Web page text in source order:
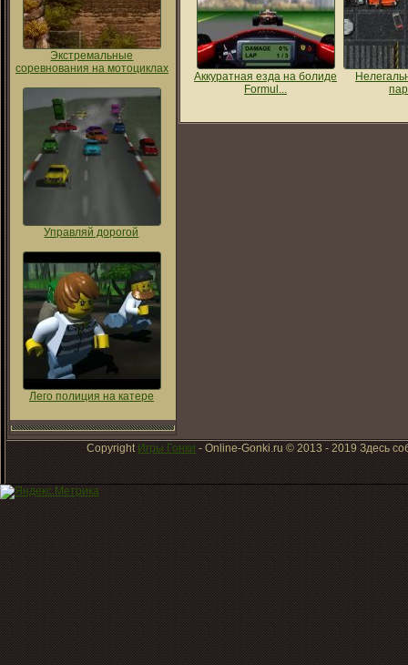
Экстремальные
соревнования на мотоциклах
Управляй дорогой
Лего полиция на катере
Аккуратная езда на болиде
Formul...
CopyrightИгры Гонки- Online-Gonki.ru © 2013 - 2019 Здесь